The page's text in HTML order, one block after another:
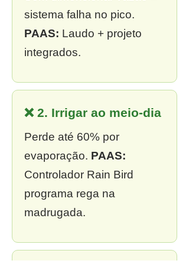
sistema falha no pico.
PAAS: Laudo + projeto
integrados.
❌ 2. Irrigar ao meio-dia
Perde até 60% por
evaporação. PAAS:
Controlador Rain Bird
programa rega na
madrugada.